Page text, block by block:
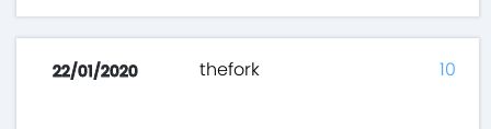
22/01/2020 thefork 10